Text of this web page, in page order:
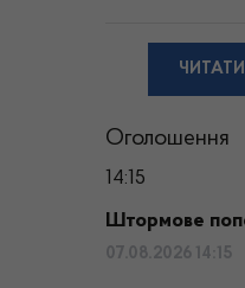
Оголошення
14:15
Штормове
07.08.2026 14:15